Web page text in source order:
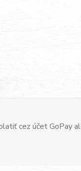
cez účet GoPay